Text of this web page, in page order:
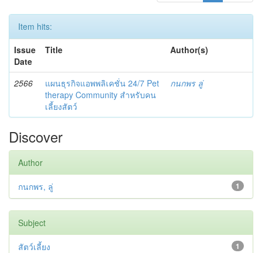
Item hits:
Issue
Date
Title Author(s)
2566
แผนธุรกิจแอพพลิเคชั่น 24/7 Pet
therapy Community สำหรับคน
เลี้ยงสัตว์
กนกพร ลู่
Discover
Author
1
กนกพร, ลู่
Subject
1
สัตว์เลี้ยง